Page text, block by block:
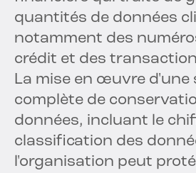
quantités de données
notamment des
crédit et des
La mise en œuvre d'une
complète de
données, incluant le
classification des
l'organisation peut